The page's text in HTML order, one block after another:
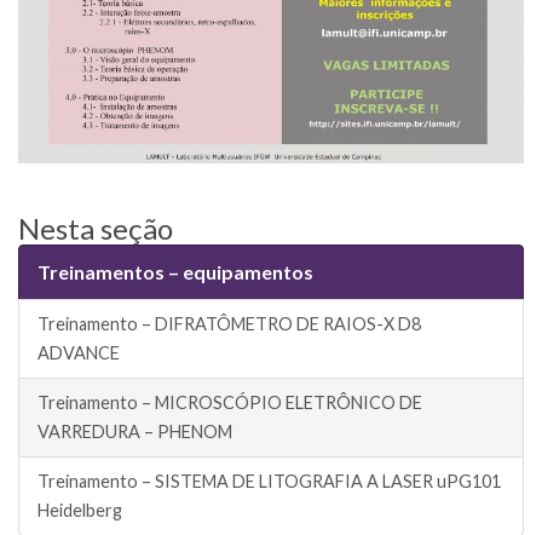
Nesta seção
Treinamentos – equipamentos
Treinamento – DIFRATÔMETRO DE RAIOS-X D8
ADVANCE
Treinamento – MICROSCÓPIO ELETRÔNICO DE
VARREDURA – PHENOM
Treinamento – SISTEMA DE LITOGRAFIA A LASER uPG101
Heidelberg